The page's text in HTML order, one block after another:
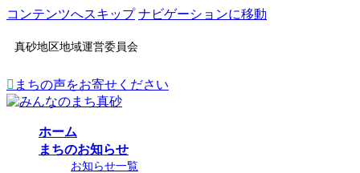
コンテンツへスキップ ナビゲーションに移動
真砂地区地域運営委員会
まちの声をお寄せください
ホーム
まちのお知らせ
お知らせ一覧